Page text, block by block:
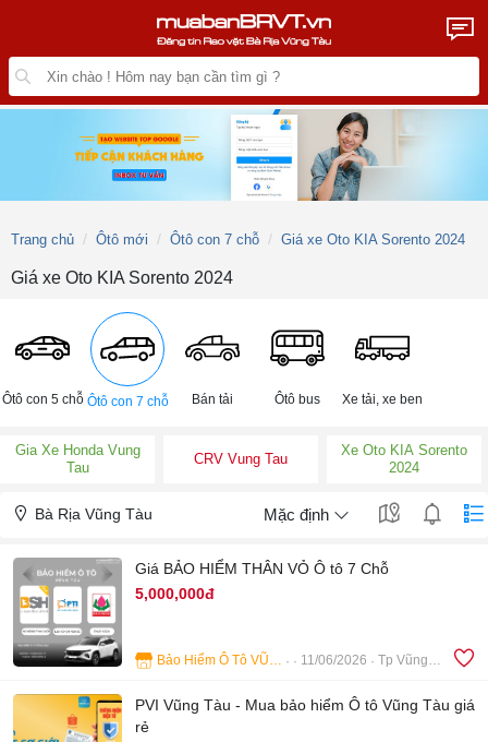
Trang chủ Ôtô mới Ôtô con 7 chỗ Giá xe Oto KIA Sorento 2024
Giá xe Oto KIA Sorento 2024
Ôtô con 5 chỗ Ôtô con 7 chỗ Bán tải Ôtô bus Xe tải, xe ben
Gia Xe Honda Vung
Tau
CRV Vung Tau
Xe Oto KIA Sorento
2024
Bà Rịa Vũng Tàu Mặc định
Giá BẢO HIỂM THÂN VỎ Ô tô 7 Chỗ
5,000,000đ
Bảo Hiểm Ô Tô VŨNG TÀU 11/06/2026 Tp Vũng Tàu
PVI Vũng Tàu - Mua bảo hiểm Ô tô Vũng Tàu giá
rẻ